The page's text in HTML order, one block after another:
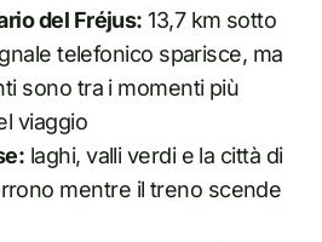
del Fréjus: 13,7 km sotto
telefonico sparisce, ma
sono tra i momenti più
viaggio
laghi, valli verdi e la città di
mentre il treno scende